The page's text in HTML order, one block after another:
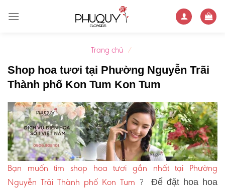
Trang chủ /
Shop hoa tươi tại Phường Nguyễn Trãi
Thành phố Kon Tum Kon Tum
Bạn muốn tìm shop hoa tươi gần nhất tại Phường
Nguyễn Trãi Thành phố Kon Tum ?Để đặt hoa hoa